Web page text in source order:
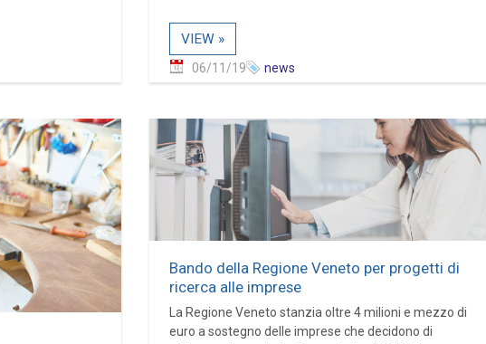
VIEW »
06/11/19 news
Bando della Regione Veneto per progetti di
ricerca alle imprese
La Regione Veneto stanzia oltre 4 milioni e mezzo di
euro a sostegno delle imprese che decidono di